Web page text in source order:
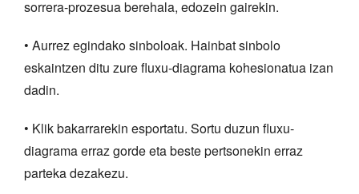
sorrera-prozesua berehala, edozein gairekin.
• Aurrez egindako sinboloak. Hainbat sinbolo
eskaintzen ditu zure fluxu-diagrama kohesionatua izan
dadin.
• Klik bakarrarekin esportatu. Sortu duzun fluxu-
diagrama erraz gorde eta beste pertsonekin erraz
parteka dezakezu.